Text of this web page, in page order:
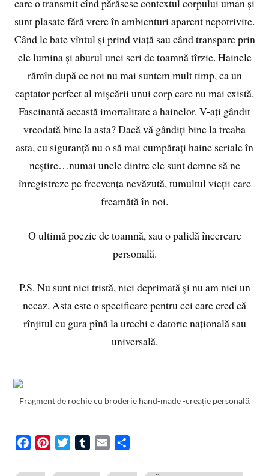
sunt plasate fără vrere în ambienturi aparent nepotrivite.
Când le bate vîntul și prind viață sau când transpare prin
ele lumina și aburul unei seri de toamnă tîrzie. Hainele
rămîn după ce noi nu mai suntem mult timp, ca un
captator perfect al mișcării unui corp care nu mai există.
Fascinantă această imortalitate a hainelor. V-ați gândit
vreodată bine la asta? Dacă vă gândiți bine la treaba
asta, cu siguranță nu o să mai cumpărați haine seriale în
neștire…numai unele dintre ele sunt demne să ne
înregistreze pe frecvența nevăzută, tumultul vieții care
freamătă în noi.
O ultimă poezie de toamnă, sau o palidă încercare
personală.
P.S. Nu sunt nici tristă, nici deprimată și nu am nici un
necaz. Asta este o specificare pentru cei care cred că
rînjitul cu gura pînă la urechi e datorie națională sau
universală.
Fragment de rochie cu broderie hand-made -creație personală
c
n
i
m
a
a